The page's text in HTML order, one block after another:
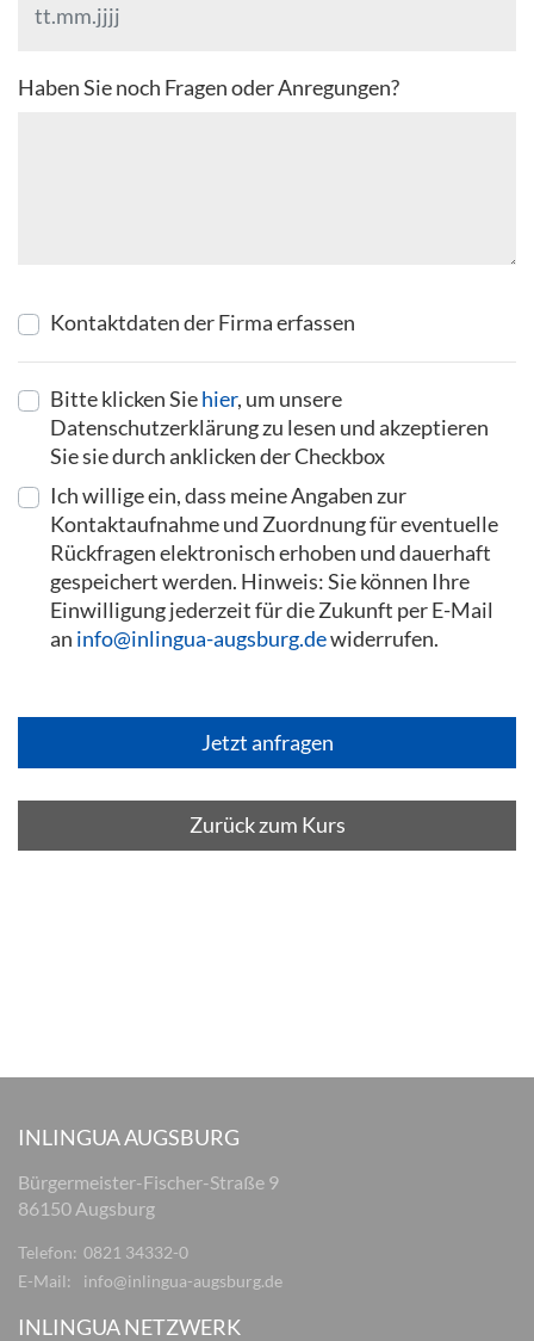
Haben Sie noch Fragen oder Anregungen?
Kontaktdaten der Firma erfassen
Bitte klicken Siehier, um unsere
Datenschutzerklärung zu lesen und akzeptieren
Sie sie durch anklicken der Checkbox
Ich willige ein, dass meine Angaben zur
Kontaktaufnahme und Zuordnung für eventuelle
Rückfragen elektronisch erhoben und dauerhaft
gespeichert werden. Hinweis: Sie können Ihre
Einwilligung jederzeit für die Zukunft per E-Mail
an info@inlingua-augsburg.dewiderrufen.
Zurück zum Kurs
INLINGUA AUGSBURG
Bürgermeister-Fischer-Straße 9
86150 Augsburg
Telefon: 0821 34332-0
E-Mail:
info@inlingua-augsburg.de
INLINGUA NETZWERK